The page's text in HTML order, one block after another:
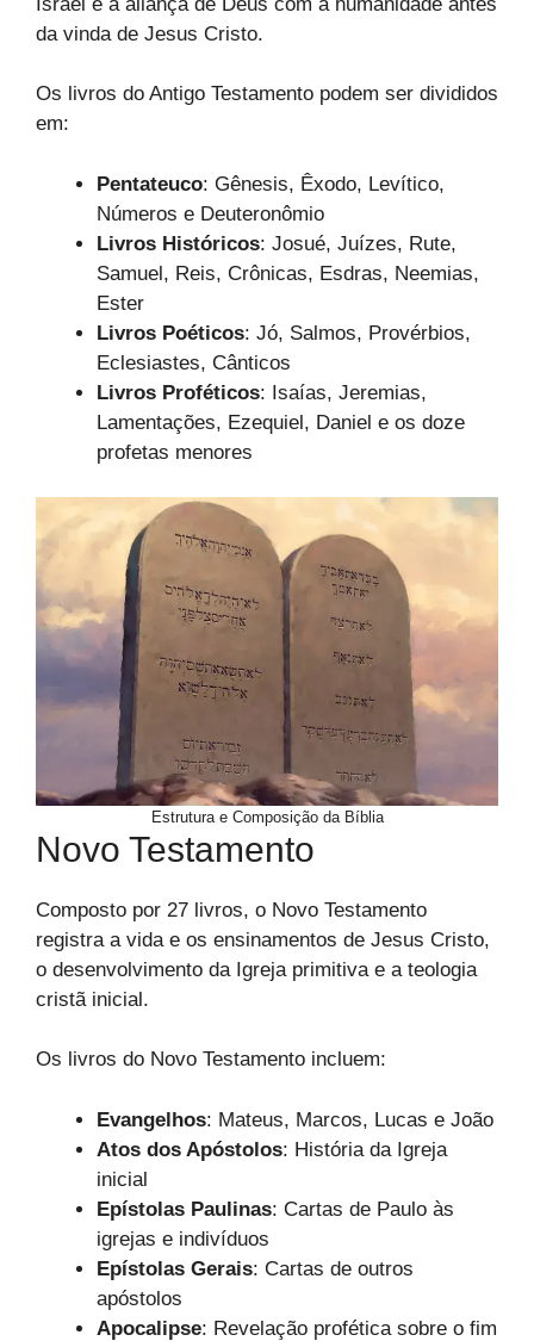
da vinda de Jesus Cristo.
Os livros do Antigo Testamento podem ser divididos
em:
Pentateuco: Gênesis, Êxodo, Levítico,
Números e Deuteronômio
Livros Históricos: Josué, Juízes, Rute,
Samuel, Reis, Crônicas, Esdras, Neemias,
Ester
Livros Poéticos: Jó, Salmos, Provérbios,
Eclesiastes, Cânticos
Livros Proféticos: Isaías, Jeremias,
Lamentações, Ezequiel, Daniel e os doze
profetas menores
Estrutura e Composição da Bíblia
Novo Testamento
Composto por 27 livros, o Novo Testamento
registra a vida e os ensinamentos de Jesus Cristo,
o desenvolvimento da Igreja primitiva e a teologia
cristã inicial.
Os livros do Novo Testamento incluem:
Evangelhos: Mateus, Marcos, Lucas e João
Atos dos Apóstolos: História da Igreja
inicial
Epístolas Paulinas: Cartas de Paulo às
igrejas e indivíduos
Epístolas Gerais: Cartas de outros
apóstolos
Apocalipse: Revelação profética sobre o fim